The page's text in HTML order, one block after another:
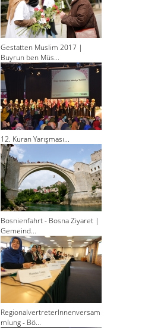
Gestatten Muslim 2017 |
Buyrun ben Müs...
12. Kuran Yarışması...
Bosnienfahrt - Bosna Ziyaret |
Gemeind...
RegionalvertreterInnenversam
mlung - Bö...